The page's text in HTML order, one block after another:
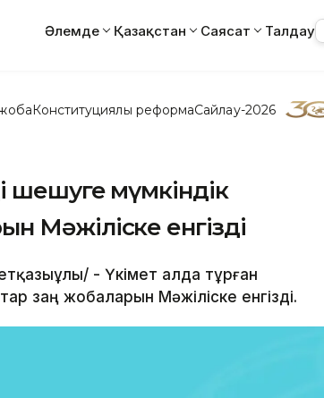
Әлемде Қазақстан Саясат Талдау
Конституциялық реформаСайлау-2026
шешуге мүмкіндік
Мәжіліске енгізді
- Үкімет алда тұрған
заң жобаларын Мәжіліске енгізді.